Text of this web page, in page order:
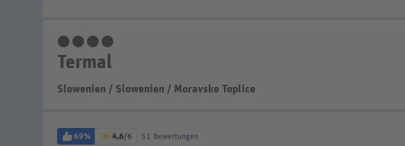
Termal
Slowenien / Slowenien / Moravske Toplice
69% 4,6/6 51 Bewertungen